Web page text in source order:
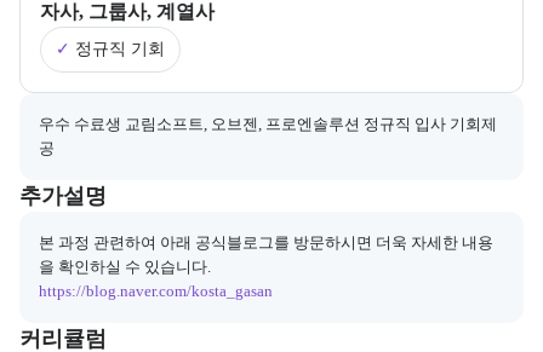
자사, 그룹사, 계열사
✓ 정규직 기회
채용 연계와 관련된 추가 안내 내용을 마크다운 형식으로 제공한다.
우수 수료생 교림소프트, 오브젠, 프로엔솔루션 정규직 입사 기회제
공
추가설명
부트캠프와 관련된 추가 안내 및 참고 사항을 제공한다.
본 과정 관련하여 아래 공식블로그를 방문하시면 더욱 자세한 내용
https://blog.naver.com/kosta_gasan
커리큘럼
교육과정의 커리큘럼 정보를 안내한다.
커리큘럼